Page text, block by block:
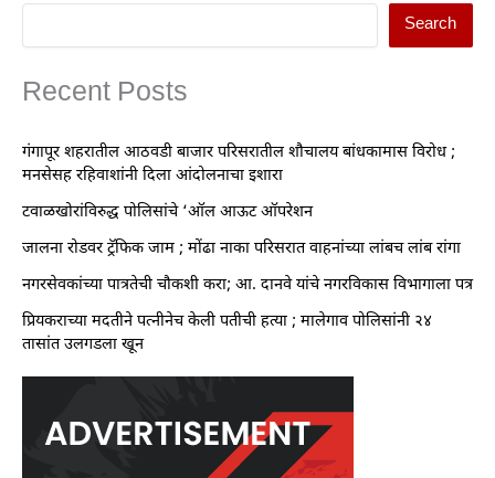
Search
Recent Posts
गंगापूर शहरातील आठवडी बाजार परिसरातील शौचालय बांधकामास विरोध ;
मनसेसह रहिवाशांनी दिला आंदोलनाचा इशारा
टवाळखोरांविरुद्ध पोलिसांचे ‘ऑल आऊट ऑपरेशन
जालना रोडवर ट्रॅफिक जाम ; मोंढा नाका परिसरात वाहनांच्या लांबच लांब रांगा
नगरसेवकांच्या पात्रतेची चौकशी करा; आ. दानवे यांचे नगरविकास विभागाला पत्र
प्रियकराच्या मदतीने पत्नीनेच केली पतीची हत्या ; मालेगाव पोलिसांनी २४
तासांत उलगडला खून